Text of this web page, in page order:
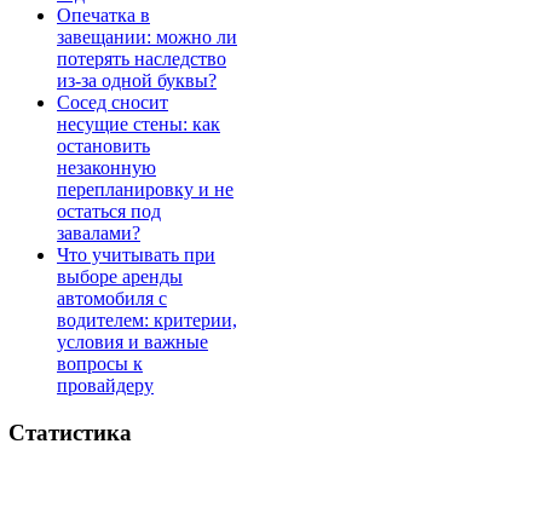
Опечатка в
завещании: можно ли
потерять наследство
из-за одной буквы?
Сосед сносит
несущие стены: как
остановить
незаконную
перепланировку и не
остаться под
завалами?
Что учитывать при
выборе аренды
автомобиля с
водителем: критерии,
условия и важные
вопросы к
провайдеру
Статистика